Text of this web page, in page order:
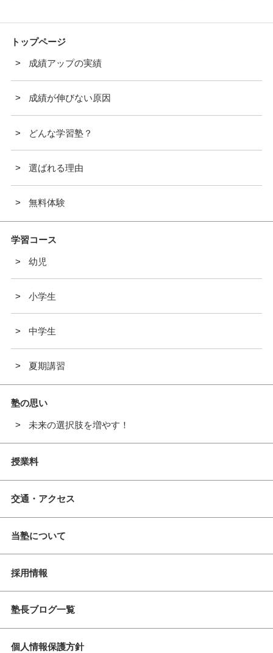
トップページ
成績アップの実績
成績が伸びない原因
どんな学習塾？
選ばれる理由
無料体験
学習コース
幼児
小学生
中学生
夏期講習
塾の思い
未来の選択肢を増やす！
授業料
交通・アクセス
当塾について
採用情報
塾長ブログ一覧
個人情報保護方針